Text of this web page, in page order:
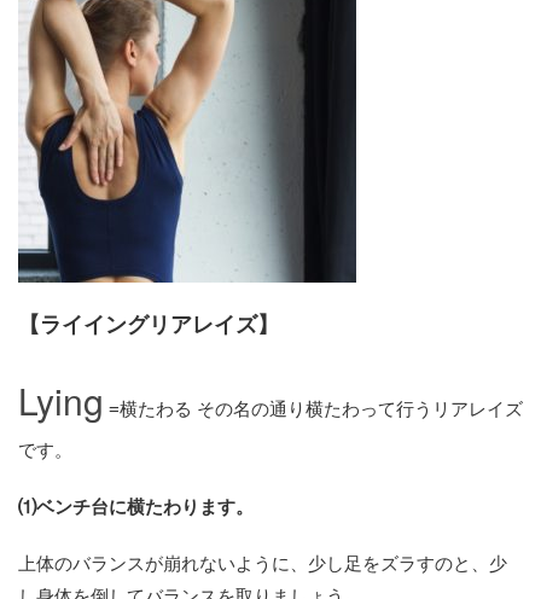
【ライイングリアレイズ】
Lying =横たわる その名の通り横たわって行うリアレイズ
です。
⑴ベンチ台に横たわります。
上体のバランスが崩れないように、少し足をズラすのと、少